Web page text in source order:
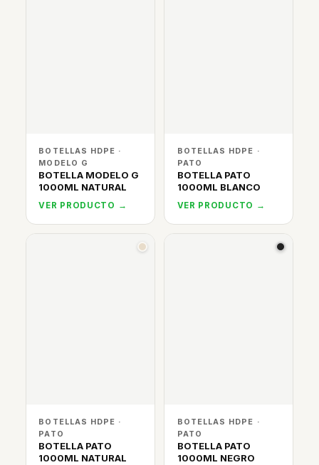
BOTELLAS HDPE ·
MODELO G
BOTELLA MODELO G
1000ML NATURAL
VER PRODUCTO →
BOTELLAS HDPE ·
PATO
BOTELLA PATO
1000ML BLANCO
VER PRODUCTO →
BOTELLAS HDPE ·
PATO
BOTELLA PATO
1000ML NATURAL
BOTELLAS HDPE ·
PATO
BOTELLA PATO
1000ML NEGRO